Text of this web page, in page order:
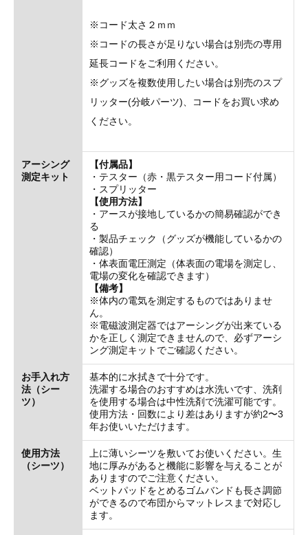
※コード太さ２ｍｍ
※コードの長さが足りない場合は別売の専用
延長コードをご利用ください。
※グッズを複数使用したい場合は別売のスプ
リッター(分岐パーツ)、コードをお買い求め
ください。
アーシング
測定キット
【付属品】
・テスター（赤・黒テスター用コード付属）
・スプリッター
【使用方法】
・アースが接地しているかの簡易確認ができ
る
・製品チェック（グッズが機能しているかの
確認）
・体表面電圧測定（体表面の電場を測定し、
電場の変化を確認できます）
【備考】
※体内の電気を測定するものではありませ
ん。
※電磁波測定器ではアーシングが出来ている
かを正しく測定できませんので、必ずアーシ
ング測定キットでご確認ください。
お手入れ方
法（シー
ツ）
基本的に水拭きで十分です。
洗濯する場合のおすすめは水洗いです、洗剤
を使用する場合は中性洗剤で洗濯可能です。
使用方法・回数により差はありますが約2〜3
年お使いいただけます。
使用方法
（シーツ）
上に薄いシーツを敷いてお使いください。生
地に厚みがあると機能に影響を与えることが
ありますのでご注意ください。
ベットパッドをとめるゴムバンドも長さ調節
ができるので布団からマットレスまで対応し
ます。